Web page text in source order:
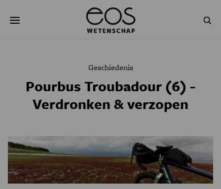
naar
NATUURWETENSCHAPPEN GESCHIEDENIS
PODCAST AGENDA
JONGE UITDAGERS
Geschiedenis
Pourbus Troubadour (6) -
Verdronken & verzopen